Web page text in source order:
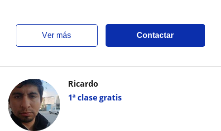
ver más Contactar
1ª clase gratis
Ricardo